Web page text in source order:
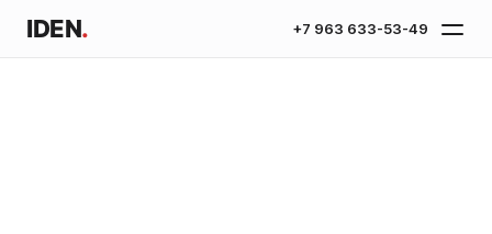
IDEN. +7 963 633-53-49